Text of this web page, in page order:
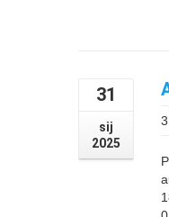
31
sij
2025